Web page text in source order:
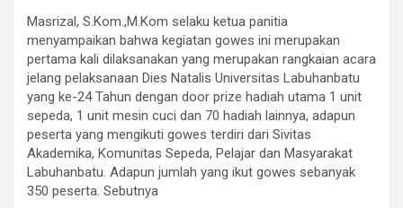
Masrizal, S.Kom.,M.Kom selaku ketua panitia
menyampaikan bahwa kegiatan gowes ini merupakan
pertama kali dilaksanakan yang merupakan rangkaian acara
jelang pelaksanaan Dies Natalis Universitas Labuhanbatu
yang ke-24 Tahun dengan door prize hadiah utama 1 unit
sepeda, 1 unit mesin cuci dan 70 hadiah lainnya, adapun
peserta yang mengikuti gowes terdiri dari Sivitas
Akademika, Komunitas Sepeda, Pelajar dan Masyarakat
Labuhanbatu. Adapun jumlah yang ikut gowes sebanyak
350 peserta. Sebutnya